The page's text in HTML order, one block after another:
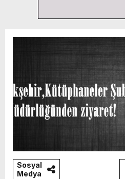
Sosyal
Medya